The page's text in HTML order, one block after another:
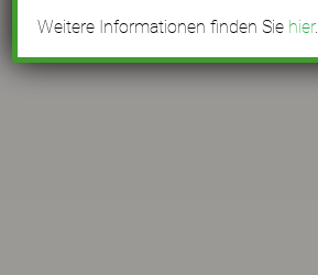
Weitere Informationen finden Sie hier.